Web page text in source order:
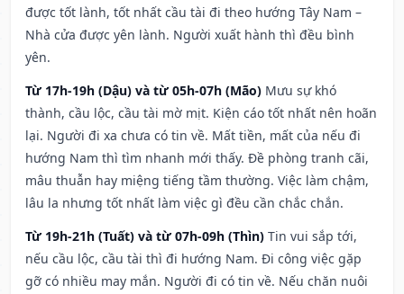
được tốt lành, tốt nhất cầu tài đi theo hướng Tây Nam –
Nhà cửa được yên lành. Người xuất hành thì đều bình
yên.
Từ 17h-19h (Dậu) và từ 05h-07h (Mão) Mưu sự khó
thành, cầu lộc, cầu tài mờ mịt. Kiện cáo tốt nhất nên hoãn
lại. Người đi xa chưa có tin về. Mất tiền, mất của nếu đi
hướng Nam thì tìm nhanh mới thấy. Đề phòng tranh cãi,
mâu thuẫn hay miệng tiếng tầm thường. Việc làm chậm,
lâu la nhưng tốt nhất làm việc gì đều cần chắc chắn.
Từ 19h-21h (Tuất) và từ 07h-09h (Thìn) Tin vui sắp tới,
nếu cầu lộc, cầu tài thì đi hướng Nam. Đi công việc gặp
gỡ có nhiều may mắn. Người đi có tin về. Nếu chăn nuôi